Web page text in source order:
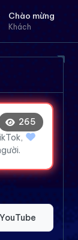
Chào mừng
Khách
268
👍
YouTube